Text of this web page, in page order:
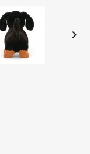
